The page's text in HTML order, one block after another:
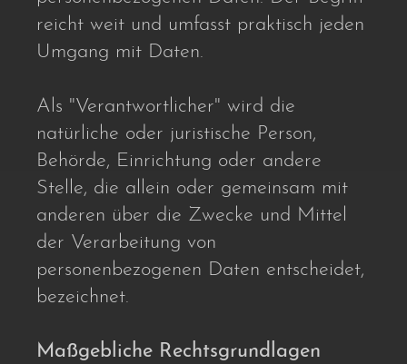
reicht weit und umfasst praktisch jeden
Umgang mit Daten.
Als "Verantwortlicher" wird die
natürliche oder juristische Person,
Behörde, Einrichtung oder andere
Stelle, die allein oder gemeinsam mit
anderen über die Zwecke und Mittel
der Verarbeitung von
personenbezogenen Daten entscheidet,
bezeichnet.
Maßgebliche Rechtsgrundlagen